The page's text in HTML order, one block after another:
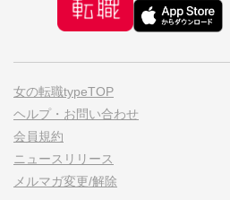
女の転職typeTOP
ヘルプ・お問い合わせ
会員規約
ニュースリリース
メルマガ変更/解除